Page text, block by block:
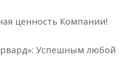
ценность Компании!
Успешным любой